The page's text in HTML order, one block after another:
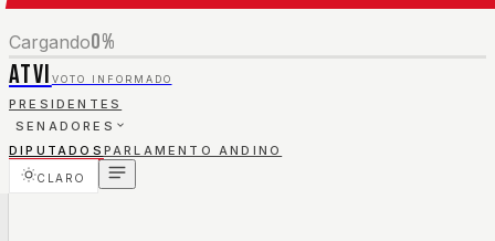
Cargando0%
ATVI VOTO INFORMADO
PRESIDENTES
SENADORES
DIPUTADOS PARLAMENTO ANDINO
CLARO